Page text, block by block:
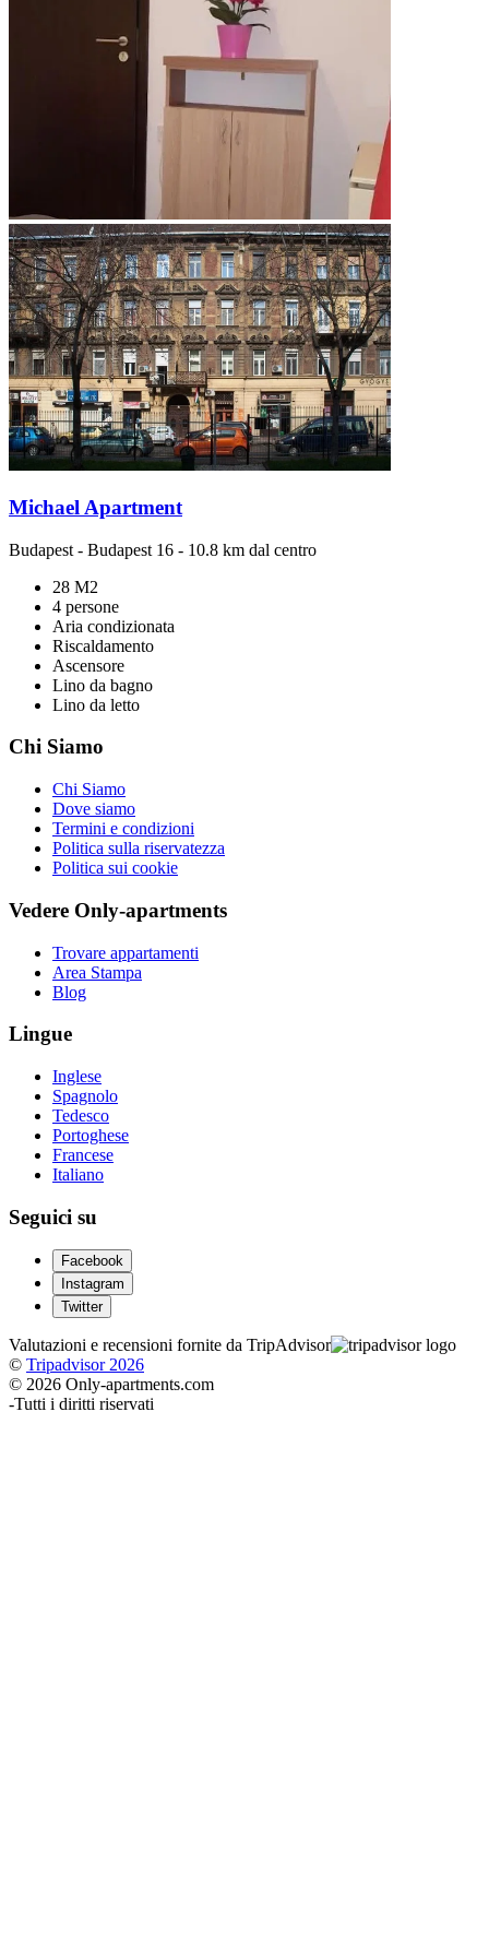
Michael Apartment
Budapest - Budapest 16 - 10.8 km dal centro
28 M2
4 persone
Aria condizionata
Riscaldamento
Ascensore
Lino da bagno
Lino da letto
Chi Siamo
Chi Siamo
Dove siamo
Termini e condizioni
Politica sulla riservatezza
Politica sui cookie
Vedere Only-apartments
Trovare appartamenti
Area Stampa
Blog
Lingue
Inglese
Spagnolo
Tedesco
Portoghese
Francese
Italiano
Seguici su
Facebook
Instagram
Twitter
Valutazioni e recensioni fornite da TripAdvisor
© Tripadvisor 2026
© 2026 Only-apartments.com
-Tutti i diritti riservati